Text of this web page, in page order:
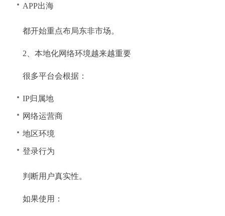
APP出海
都开始重点布局东非市场。
2、本地化网络环境越来越重要
很多平台会根据：
IP归属地
网络运营商
地区环境
登录行为
判断用户真实性。
如果使用：